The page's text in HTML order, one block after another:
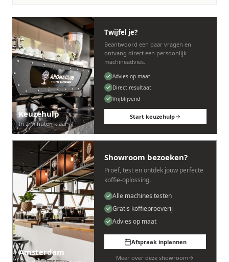
Keuzehulp
In 2 minuten klaar
Twijfel je?
Beantwoord een paar vragen en
ontvang direct een persoonlijk
machineadvies.
Advies op maat
Direct resultaat
Vrijblijvend
Start keuzehulp
Amsterdam
Showroom bezoeken?
Proef, test en ontdek jouw perfecte
koffie-oplossing.
Alle machines testen
Gratis koffieproeverij
Advies op maat
Afspraak inplannen
Meer over deze showroom